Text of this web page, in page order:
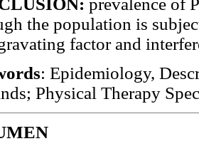
the population is
factor and
: Epidemiology,
Physical Therapy